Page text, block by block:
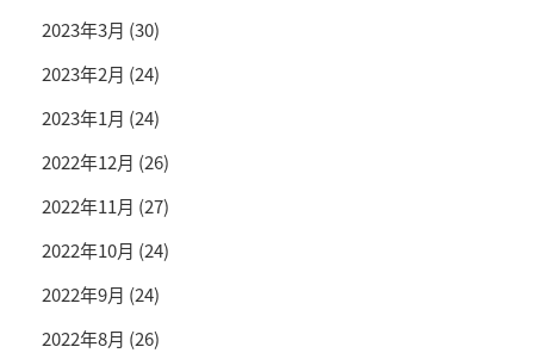
2023年3月 (30)
2023年2月 (24)
2023年1月 (24)
2022年12月 (26)
2022年11月 (27)
2022年10月 (24)
2022年9月 (24)
2022年8月 (26)